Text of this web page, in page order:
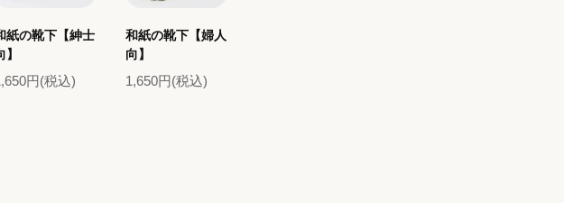
紙の靴下【紳士
】
円(税込)
和紙の靴下【婦人
向】
1,650円(税込)